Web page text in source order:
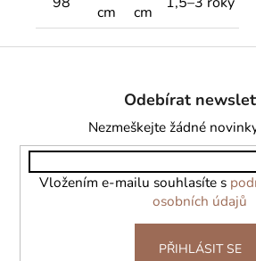
cm
cm
Odebírat
Nezmeškejte žádné
Vložením e-mailu souhlasíte s
osobních údajů
PŘIHLÁSIT SE